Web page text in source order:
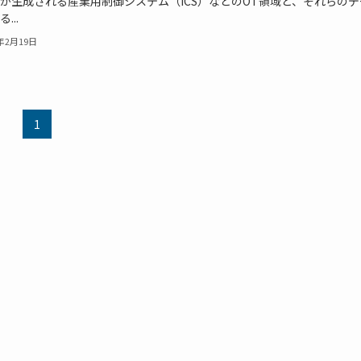
...
2月19日
1